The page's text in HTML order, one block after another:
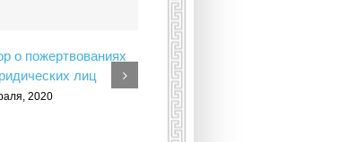
о пожертвованиях
лиц
2020